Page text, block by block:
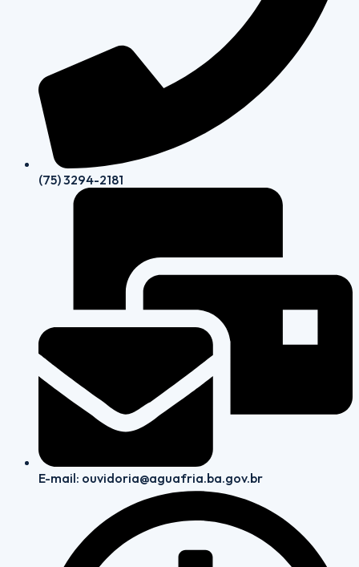
(75) 3294-2181
E-mail: ouvidoria@aguafria.ba.gov.br